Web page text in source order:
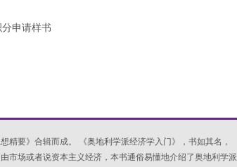
申请样书
精要》合辑而成。 《奥地利学派经济学入门》，书如其名，
市场或者说资本主义经济，本书通俗易懂地介绍了奥地利学派